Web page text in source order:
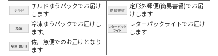
チルドゆうパックでお届け
します
定形外郵便(簡易書留)でお届
けします
冷凍ゆうパックでお届けし
ます。
レターパックライトでお届け
します
佐川急便でのお届けとなり
ます